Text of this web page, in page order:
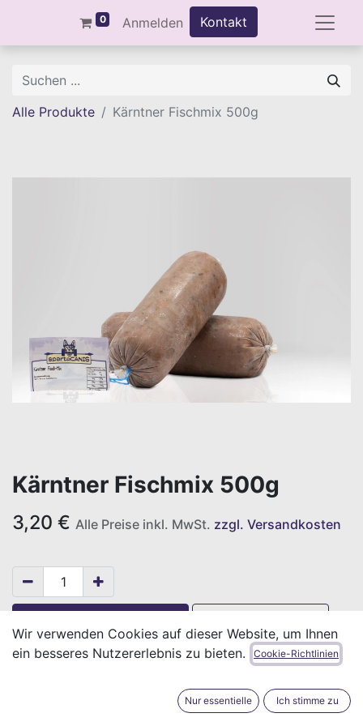
0 Anmelden Kontakt
Alle Produkte Kärntner Fischmix 500g
Kärntner Fischmix 500g
3,20 € Alle Preise inkl. MwSt. zzgl. Versandkosten
Auf die Wunschliste
Versand: 2-3 Geschäftstage
Wir verwenden Cookies auf dieser Website, um Ihnen
ein besseres Nutzererlebnis zu bieten.
Cookie-Richtlinien
Nur essentielle Ich stimme zu